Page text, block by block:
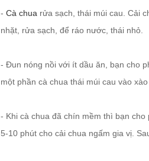
- Cà chua rửa sạch, thái múi cau. Cải
nhặt, rửa sạch, để ráo nước, thái nhỏ.
- Đun nóng nồi với ít dầu ăn, bạn cho
một phần cà chua thái múi cau vào
- Khi cà chua đã chín mềm thì bạn
5-10 phút cho cải chua ngấm gia vị.